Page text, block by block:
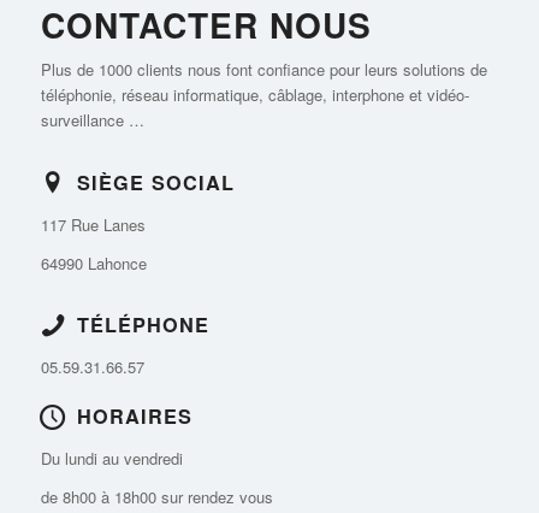
CONTACTER NOUS
Plus de 1000 clients nous font confiance pour leurs solutions de
téléphonie, réseau informatique, câblage, interphone et vidéo-
surveillance …
SIÈGE SOCIAL
117 Rue Lanes
64990 Lahonce
TÉLÉPHONE
05.59.31.66.57
HORAIRES
Du lundi au vendredi
de 8h00 à 18h00 sur rendez vous